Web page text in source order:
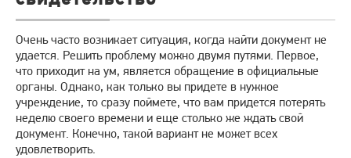
Очень часто возникает ситуация, когда найти документ не
удается. Решить проблему можно двумя путями. Первое,
что приходит на ум, является обращение в официальные
органы. Однако, как только вы придете в нужное
учреждение, то сразу поймете, что вам придется потерять
неделю своего времени и еще столько же ждать свой
документ. Конечно, такой вариант не может всех
удовлетворить.